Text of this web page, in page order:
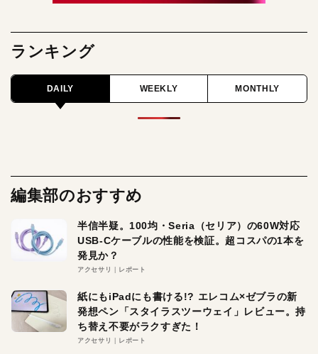
ランキング
DAILY WEEKLY MONTHLY
編集部のおすすめ
半信半疑。100均・Seria（セリア）の60W対応
USB-Cケーブルの性能を検証。超コスパの1本を
発見か？
アクセサリ レポート
紙にもiPadにも書ける!? エレコム×ゼブラの新
発想ペン「スタイラスツーウェイ」レビュー。持
ち替え不要がラクすぎた！
アクセサリ レポート